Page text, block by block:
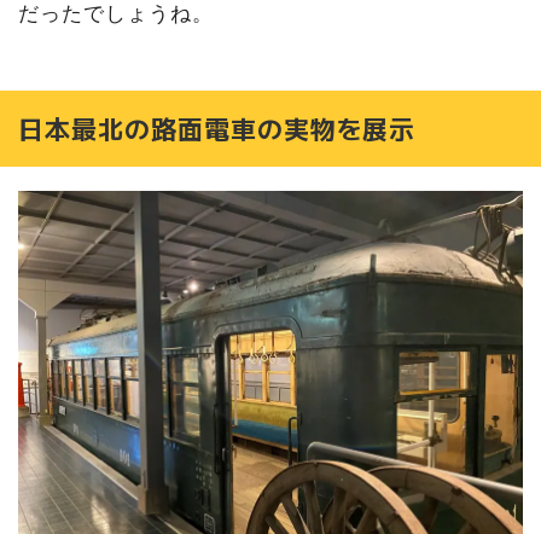
だったでしょうね。
日本最北の路面電車の実物を展示